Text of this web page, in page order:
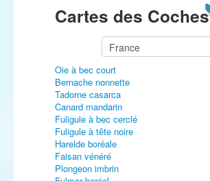
Cartes des Coches
Oie à bec court
Bernache nonnette
Tadorne casarca
Canard mandarin
Fuligule à bec cerclé
Fuligule à tête noire
Harelde boréale
Faisan vénéré
Plongeon imbrin